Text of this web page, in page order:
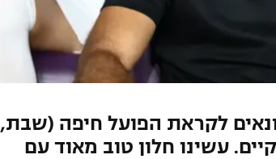
לקראת הפועל חיפה (שבת,
הקיים. עשינו חלון טוב מאוד עם